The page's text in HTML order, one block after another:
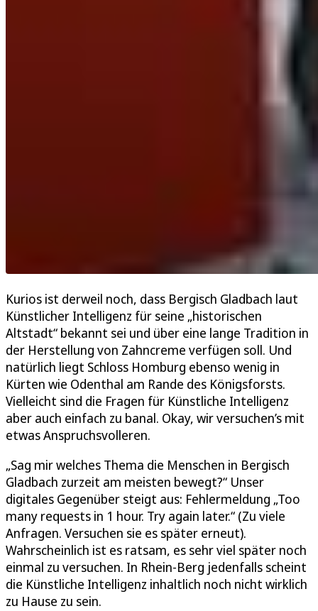
Kurios ist derweil noch, dass Bergisch Gladbach laut
Künstlicher Intelligenz für seine „historischen
Altstadt“ bekannt sei und über eine lange Tradition in
der Herstellung von Zahncreme verfügen soll. Und
natürlich liegt Schloss Homburg ebenso wenig in
Kürten wie Odenthal am Rande des Königsforsts.
Vielleicht sind die Fragen für Künstliche Intelligenz
aber auch einfach zu banal. Okay, wir versuchen’s mit
etwas Anspruchsvolleren.
„Sag mir welches Thema die Menschen in Bergisch
Gladbach zurzeit am meisten bewegt?“ Unser
digitales Gegenüber steigt aus: Fehlermeldung „Too
many requests in 1 hour. Try again later.“ (Zu viele
Anfragen. Versuchen sie es später erneut).
Wahrscheinlich ist es ratsam, es sehr viel später noch
einmal zu versuchen. In Rhein-Berg jedenfalls scheint
die Künstliche Intelligenz inhaltlich noch nicht wirklich
zu Hause zu sein.